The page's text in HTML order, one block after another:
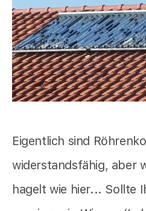
Eigentlich sind
widerstandsfähig, aber
hagelt wie hier... Sollte